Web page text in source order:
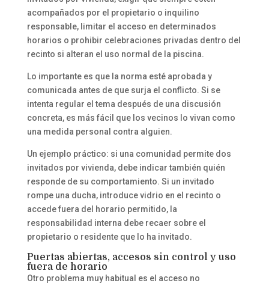
acompañados por el propietario o inquilino
responsable, limitar el acceso en determinados
horarios o prohibir celebraciones privadas dentro del
recinto si alteran el uso normal de la piscina.
Lo importante es que la norma esté aprobada y
comunicada antes de que surja el conflicto. Si se
intenta regular el tema después de una discusión
concreta, es más fácil que los vecinos lo vivan como
una medida personal contra alguien.
Un ejemplo práctico: si una comunidad permite dos
invitados por vivienda, debe indicar también quién
responde de su comportamiento. Si un invitado
rompe una ducha, introduce vidrio en el recinto o
accede fuera del horario permitido, la
responsabilidad interna debe recaer sobre el
propietario o residente que lo ha invitado.
Puertas abiertas, accesos sin control y uso
fuera de horario
Otro problema muy habitual es el acceso no